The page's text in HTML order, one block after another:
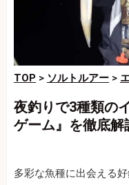
TOP > ソルトルアー >
夜釣りで3種類の
ゲーム』を徹底解
多彩な魚種に出会える